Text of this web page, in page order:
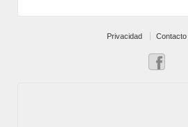
Privacidad Contacto